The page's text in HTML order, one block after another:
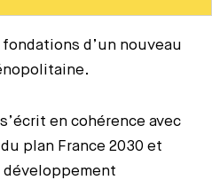
fondations d’un nouveau
en cohérence avec
plan France 2030 et
développement